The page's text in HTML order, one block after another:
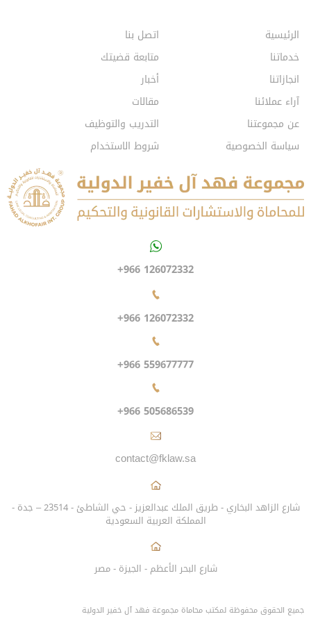
الرئيسية
خدماتنا
انجازاتنا
آراء عملائنا
عن مجموعتنا
سياسة الخصوصية
اتصل بنا
متابعة قضيتك
أخبار
مقالات
التدريب والتوظيف
شروط الاستخدام
+966 126072332
+966 126072332
+966 559677777
+966 505686539
contact@fklaw.sa
شارع الزاهد البخاري - طريق الملك عبدالعزيز - حي الشاطئ - 23514 – جدة -
المملكة العربية السعودية
شارع البحر الأعظم - الجيزة - مصر
جميع الحقوق محفوظة لمكتب محاماة مجموعة فهد آل خفير الدولية